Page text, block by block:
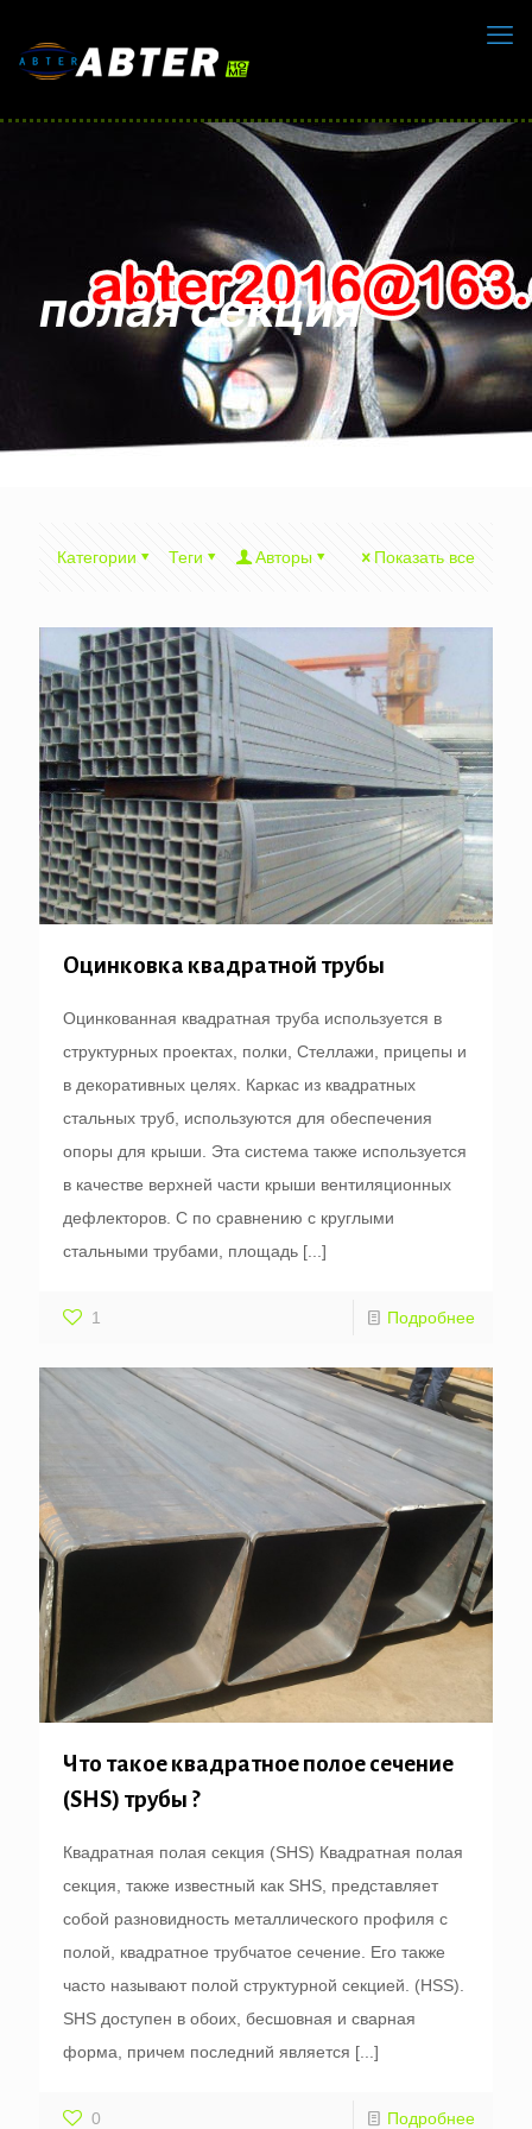
полая секция
Категории Теги Авторы Показать все
Оцинковка квадратной трубы
Оцинкованная квадратная труба используется в
структурных проектах, полки, Стеллажи, прицепы и
в декоративных целях. Каркас из квадратных
стальных труб, используются для обеспечения
опоры для крыши. Эта система также используется
в качестве верхней части крыши вентиляционных
дефлекторов. С по сравнению с круглыми
стальными трубами, площадь [...]
1 Подробнее
Что такое квадратное полое сечение
(SHS) трубы ?
Квадратная полая секция (SHS) Квадратная полая
секция, также известный как SHS, представляет
собой разновидность металлического профиля с
полой, квадратное трубчатое сечение. Его также
часто называют полой структурной секцией. (HSS).
SHS доступен в обоих, бесшовная и сварная
форма, причем последний является [...]
0 Подробнее